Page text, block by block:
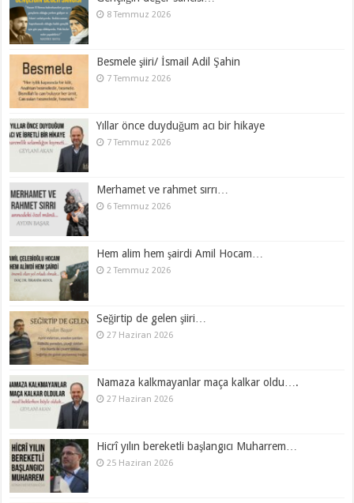
8 Temmuz 2026
Besmele şiiri/ İsmail Adil Şahin
7 Temmuz 2026
Yıllar önce duyduğum acı bir hikaye
7 Temmuz 2026
Merhamet ve rahmet sırrı…
6 Temmuz 2026
Hem alim hem şairdi Amil Hocam…
2 Temmuz 2026
Seğirtip de gelen şiiri…
27 Haziran 2026
Namaza kalkmayanlar maça kalkar oldu….
27 Haziran 2026
Hicrî yılın bereketli başlangıcı Muharrem…
25 Haziran 2026